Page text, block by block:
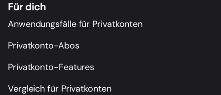
Für dich
Anwendungsfälle für Privatkonten
Privatkonto-Abos
Privatkonto-Features
Vergleich für Privatkonten